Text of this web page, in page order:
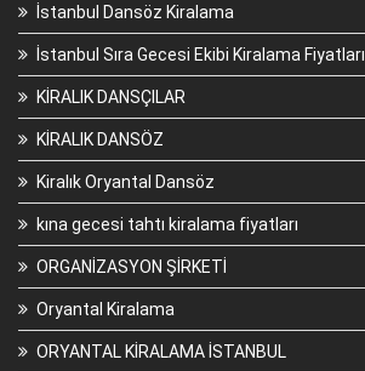
İstanbul Dansöz Kiralama
İstanbul Sıra Gecesi Ekibi Kiralama Fiyatları
KİRALIK DANSÇILAR
KİRALIK DANSÖZ
Kiralık Oryantal Dansöz
kına gecesi tahtı kiralama fiyatları
ORGANİZASYON ŞİRKETİ
Oryantal Kiralama
ORYANTAL KİRALAMA İSTANBUL